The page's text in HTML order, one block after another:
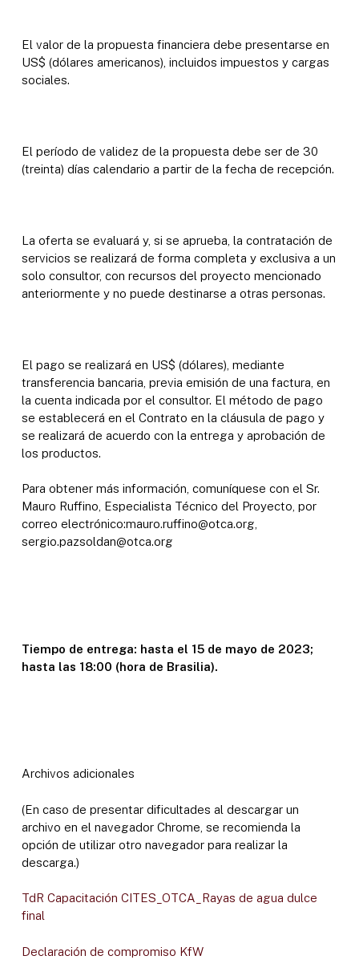
El valor de la propuesta financiera debe presentarse en
US$ (dólares americanos), incluidos impuestos y cargas
sociales.
El período de validez de la propuesta debe ser de 30
(treinta) días calendario a partir de la fecha de recepción.
La oferta se evaluará y, si se aprueba, la contratación de
servicios se realizará de forma completa y exclusiva a un
solo consultor, con recursos del proyecto mencionado
anteriormente y no puede destinarse a otras personas.
El pago se realizará en US$ (dólares), mediante
transferencia bancaria, previa emisión de una factura, en
la cuenta indicada por el consultor. El método de pago
se establecerá en el Contrato en la cláusula de pago y
se realizará de acuerdo con la entrega y aprobación de
los productos.
Para obtener más información, comuníquese con el Sr.
Mauro Ruffino, Especialista Técnico del Proyecto, por
correo electrónico:mauro.ruffino@otca.org,
sergio.pazsoldan@otca.org
Tiempo de entrega: hasta el 15 de mayo de 2023;
hasta las 18:00 (hora de Brasilia).
Archivos adicionales
(En caso de presentar dificultades al descargar un
archivo en el navegador Chrome, se recomienda la
opción de utilizar otro navegador para realizar la
descarga.)
TdR Capacitación CITES_OTCA_Rayas de agua dulce
final
Declaración de compromiso KfW